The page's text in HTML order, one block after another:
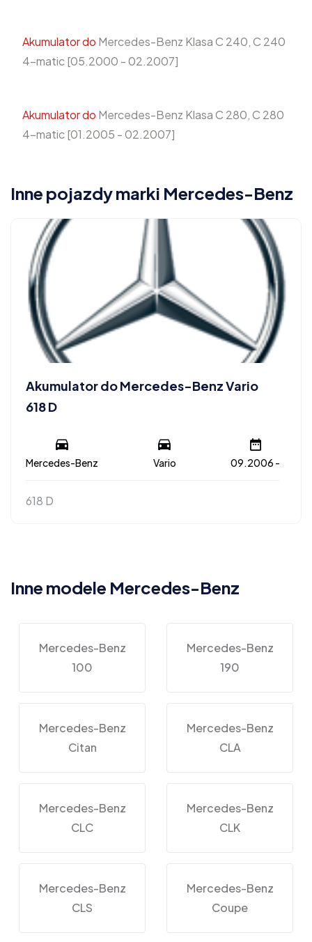
Akumulator do Mercedes-Benz Klasa C 240, C 240
4-matic [05.2000 - 02.2007]
Akumulator do Mercedes-Benz Klasa C 280, C 280
4-matic [01.2005 - 02.2007]
Inne pojazdy marki Mercedes-Benz
Akumulator do Mercedes-Benz Vario
618 D
Mercedes-Benz Vario 09.2006 -
618 D
Inne modele Mercedes-Benz
Mercedes-Benz
100
Mercedes-Benz
190
Mercedes-Benz
Citan
Mercedes-Benz
CLA
Mercedes-Benz
CLC
Mercedes-Benz
CLK
Mercedes-Benz
CLS
Mercedes-Benz
Coupe